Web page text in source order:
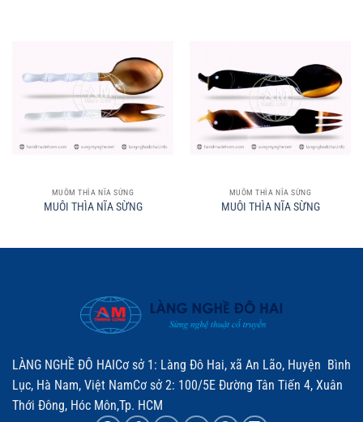
MUỖM THÌA NĨA SỪNG
MUÔI THÌA NĨA SỪNG
MUỖM THÌA NĨA SỪNG
MUÔI THÌA NĨA SỪNG
LÀNG NGHỀ ĐÔ HAICơ sở 1: Làng Đô Hai, xã An Lão, Huyện Bình
Lục, Hà Nam, Việt NamCơ sở 2: 100/5E Đường Tân Tiến 4, Xuân
Thới Đông, Hóc Môn,Tp. HCM